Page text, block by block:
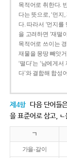
목적어로 취한다.
다는 뜻으로, ‘먼
다. 따라서 ‘먼지를
을 고려하면 ‘재떨
목적어로 쓰이는
재물을 몽땅 빼앗
‘떨다’는 ‘남에게
다’와 결합해 합성
제4항 다음 단어들
을 표준어로 삼고, ㄴ
ㄱ
가을-갈이